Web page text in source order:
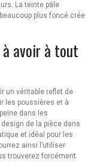
La teinte pâle
plus foncé crée
à avoir à tout
un véritable reflet de
les poussières et à
dans les
de la pièce dans
et idéal pour les
ainsi l’utiliser
trouverez forcément